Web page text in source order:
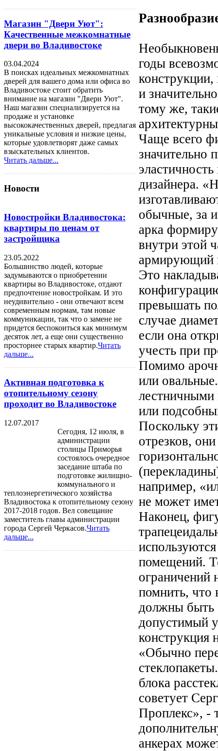
Магазин "Двери Уют":
Качественные межкомнатные
двери во Владивостоке
03.04.2024
В поисках идеальных межкомнатных
дверей для вашего дома или офиса во
Владивостоке стоит обратить
внимание на магазин "Двери Уют".
Наш магазин специализируется на
продаже и установке
высококачественных дверей, предлагая
уникальные условия и низкие цены,
которые удовлетворят даже самых
взыскательных клиентов.
Читать дальше...
Новости
Новостройки Владивостока:
квартиры по ценам от
застройщика
23.05.2022
Большинство людей, которые
задумываются о приобретении
квартиры во Владивостоке, отдают
предпочтение новостройкам. И это
неудивительно - они отвечают всем
современным нормам, там новые
коммуникации, так что о замене не
придется беспокоиться как минимум
десяток лет, а еще они существенно
просторнее старых квартир.Читать
дальше...
Активная подготовка к
отопительному сезону
проходит во Владивостоке
12.07.2017
Сегодня, 12 июля, в
администрации
столицы Приморья
состоялось очередное
заседание штаба по
подготовке жилищно-
коммунального и
теплоэнергетического хозяйства
Владивостока к отопительному сезону
2017-2018 годов. Вел совещание
заместитель главы администрации
города Сергей Черкасов.Читать
дальше...
годы
и
тому же,
Чаще всего
значительно
дизайнера.
обычные, за
арка
внутри этой
армирующий
Это
превышать
случае
если она
учесть при
Помимо
или
лестничными
или
Поскольку
отрезков,
например,
не может
Наконец,
помещений.
ограничений
помнить, что
должны быть
допустимый
конструкция
«Обычно
блока
советует
Проплекс», -
анкерах